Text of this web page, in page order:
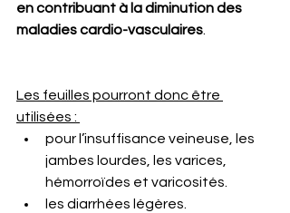
en contribuant à la diminution des
maladies cardio-vasculaires
Les feuilles pourront donc être
utilisées :
pour l’insuffisance veineuse, les
jambes lourdes, les varices,
hémorroïdes et varicosités.
les diarrhées légères.